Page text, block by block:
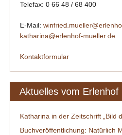
Telefax: 0 66 48 / 68 400
E-Mail:
katharina@erlenhof-mueller.de
Kontaktformular
Aktuelles vom Erlenhof
Katharina in der Zeitschrift „Bild
Buchveröffentlichung: Natürlich